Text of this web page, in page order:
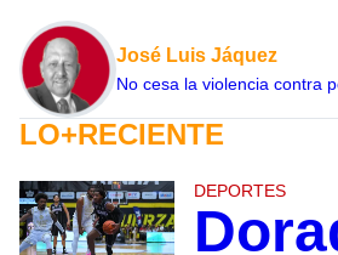
José Luis Jáquez
No cesa la violencia contra
LO+RECIENTE
DEPORTES